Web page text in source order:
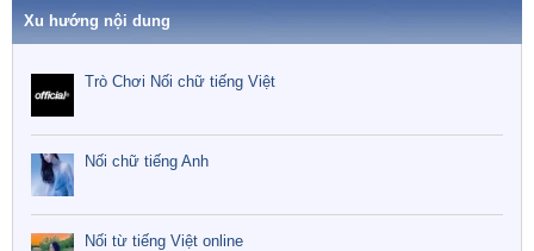
Xu hướng nội dung
Trò Chơi Nối chữ tiếng Việt
Nối chữ tiếng Anh
Nối từ tiếng Việt online